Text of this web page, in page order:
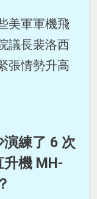
美軍軍機飛
議長裴洛西
張情勢升高
練了 6 次
升機 MH-